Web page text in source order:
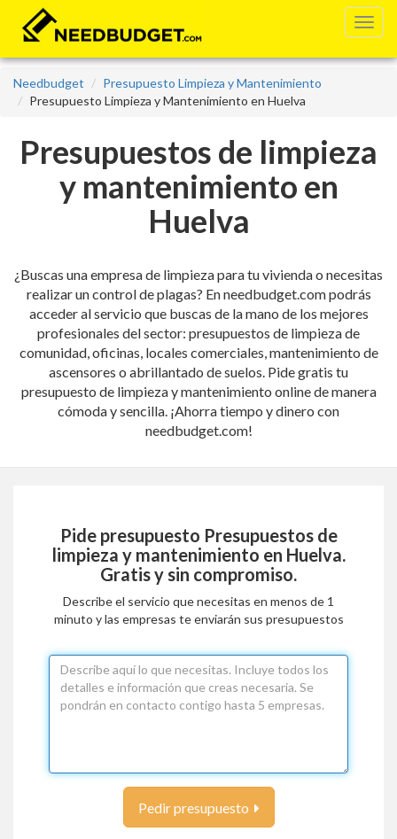
Needbudget
Presupuesto Limpieza y Mantenimiento
Presupuesto Limpieza y Mantenimiento en Huelva
Presupuestos de limpieza
y mantenimiento en
Huelva
¿Buscas una empresa de limpieza para tu vivienda o necesitas
realizar un control de plagas? En needbudget.com podrás
acceder al servicio que buscas de la mano de los mejores
profesionales del sector: presupuestos de limpieza de
comunidad, oficinas, locales comerciales, mantenimiento de
ascensores o abrillantado de suelos. Pide gratis tu
presupuesto de limpieza y mantenimiento online de manera
cómoda y sencilla. ¡Ahorra tiempo y dinero con
needbudget.com!
Pide presupuesto Presupuestos de
limpieza y mantenimiento en Huelva.
Gratis y sin compromiso.
Describe el servicio que necesitas en menos de 1
minuto y las empresas te enviarán sus presupuestos
Pedir presupuesto